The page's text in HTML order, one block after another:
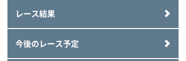
レース結果
今後のレース予定